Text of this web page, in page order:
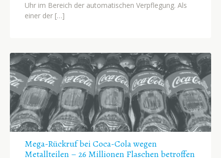
Uhr im Bereich der automatischen Verpflegung. Als
einer der […]
Mega-Rückruf bei Coca-Cola wegen
Metallteilen – 26 Millionen Flaschen betroffen